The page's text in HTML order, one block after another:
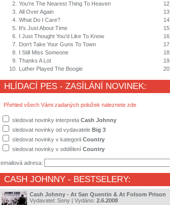
2. You're The Nearest Thing To Heaven
3. All Over Again
4. What Do I Care?
5.
It's Just About Time
6.
I Just Thought You'd Like To Know
7.
Don't Take Your Guns To Town
8.
I Still Miss Someone
9. Thanks A Lot
10.
Luther Played The Boogie
12.
13.
14.
15.
16.
17.
18.
19.
20.
HLÍDACÍ PES - ZASÍLÁNÍ NOVINEK:
Přehled všech Vámi zadaných položek naleznete zde
sledovat novinky interpreta Cash Johnny
sledovat novinky od vydavatele Big 3
sledovat novinky v kategorii Country
sledovat novinky v oddělení Country
emailová adresa:
CASH JOHNNY - BESTSELERY:
Cash Johnny - At San Quentin & At Folsom Prison
Vydavatel: Sony | Vydáno: 2.6.2008